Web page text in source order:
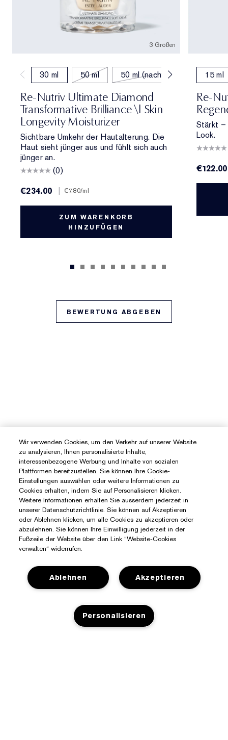
3 Größen
30 ml 50 ml 50 ml (nachfüllen)
Re-Nutriv Ultimate Diamond
Transformative Brilliance \| Skin
Longevity Moisturizer
Sichtbare Umkehr der Hautalterung. Die
Haut sieht jünger aus und fühlt sich auch
jünger an.
(0)
€234.00
| €7.80/ml
ZUM WARENKORB
HINZUFÜGEN
15 ml
Re-
Stärkt –
Look.
€122.00
BEWERTUNG ABGEBEN
Sie Benötigen Hilfe?
Meine Bestellung verfolgen
Wir verwenden Cookies, um den Verkehr auf unserer Website
zu analysieren, Ihnen personalisierte Inhalte,
interessenbezogene Werbung und Inhalte von sozialen
Plattformen bereitzustellen. Sie können Ihre Cookie-
Einstellungen auswählen oder weitere Informationen zu
Cookies erhalten, indem Sie auf Personalisieren klicken.
Weitere Informationen erhalten Sie ausserdem jederzeit in
unserer Datenschutzrichtlinie. Sie können auf Akzeptieren
oder Ablehnen klicken, um alle Cookies zu akzeptieren oder
abzulehnen. Sie können Ihre Einwilligung jederzeit in der
Fußzeile der Website über den Link “Website-Cookies
verwalten“ widerrufen.
Akzeptieren
Ablehnen
Personalisieren